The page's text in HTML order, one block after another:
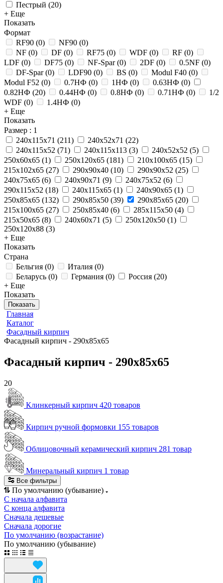
Пестрый (20)
+ Еще
Показать
Формат
RF90 (0) NF90 (0)
NF (0) DF (0) RF75 (0) WDF (0) RF (0)
LDF (0) DF75 (0) NF-Spar(0) 2DF (0) 0.5NF (0)
DF-Spar(0) LDF90 (0) BS (0) Modul F40 (0)
Modul F52 (0) 0.7НФ (0) 1НФ (0) 0.63НФ (0)
0.82НФ (20) 0.44НФ (0) 0.8НФ (0) 0.71НФ (0)
1/2
WDF (0) 1.4НФ (0)
+ Еще
Показать
Размер : 1
240x115x71 (211) 240x52x71 (22)
240x115x52 (71) 240x115x113 (3) 240x52x52 (5)
250х60х65 (1) 250x120x65 (181) 210x100x65 (15)
215x102x65 (27) 290x90x40 (10) 290x90x52 (25)
240x75x65 (6) 240x90x71 (9) 240x75x52 (6)
290x115x52 (18) 240x115x65 (1) 240x90x65 (1)
250x85x65 (132) 290x85x50 (39) 290x85x65 (20)
215x100x65 (27) 250х85х40 (6) 285x115x50 (4)
215x50x65 (8) 240x60x71 (5) 250x120x50 (1)
250x120x88 (3)
+ Еще
Показать
Страна
Бельгия (0) Италия (0)
Беларусь (0) Германия (0) Россия (20)
+ Еще
Показать
Показать
Главная
Каталог
Фасадный кирпич
Фасадный кирпич - 290x85x65
Фасадный кирпич - 290x85x65
20
Клинкерный кирпич 420 товаров
Кирпич ручной формовки 155 товаров
Облицовочный керамический кирпич 281 товар
Минеральный кирпич 1 товар
Все фильтры
По умолчанию (убывание)
С начала алфавита
С конца алфавита
Сначала дешевые
Сначала дорогие
По умолчанию (возрастание)
По умолчанию (убывание)